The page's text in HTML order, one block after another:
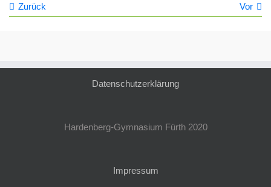
Zurück Vor
Datenschutzerklärung
Hardenberg-Gymnasium Fürth 2020
Impressum